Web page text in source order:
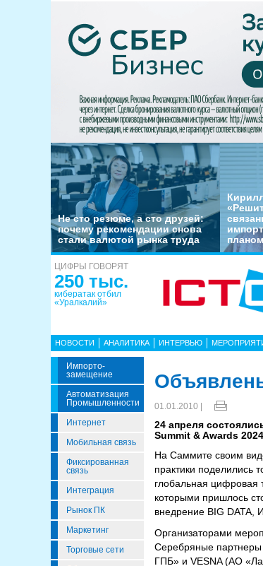
Не сто резюме, а сто друзей:
почему рекомендации снова
стали валютой рынка труда
ЦИФРЫ ГОВОРЯТ
250 тыс.
кибератак отбил
«Уралкалий»
НОВОСТИ АНАЛИТИКА ИНТЕРВЬЮ
Импорто­
Замещение
Автоматизация
Промышленности
Интернет
Мобильная связь
Фиксированная
связь
Интеграция
Рынок ПК
Маркетинг
Торговые сети
01.01.2010 |
24 апреля
Summit & Awards
На Саммите своим
практики поделились
глобальная цифровая
которыми пришлось
внедрение BIG DATA,
Организаторами
Серебряные
ГПБ» и VESNA (АО